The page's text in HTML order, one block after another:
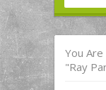
You
"Ray